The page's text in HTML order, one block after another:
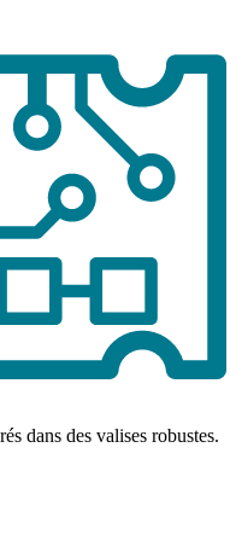
dans des valises robustes.